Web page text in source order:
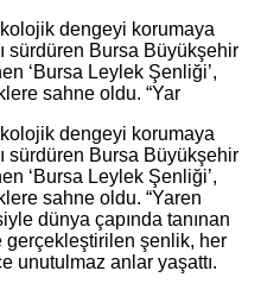
dengeyi korumaya
sürdüren Bursa Büyükşehir
‘Bursa Leylek Şenliği’,
sahne oldu. “Yar
dengeyi korumaya
sürdüren Bursa Büyükşehir
‘Bursa Leylek Şenliği’,
sahne oldu. “Yaren
dünya çapında tanınan
gerçekleştirilen şenlik, her
unutulmaz anlar yaşattı.